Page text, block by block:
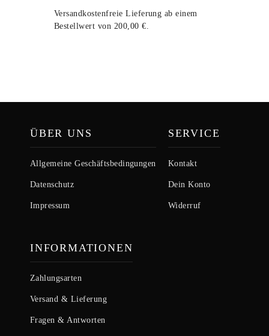
Versandkostenfreie Lieferung ab einem
Bestellwert von 200,00 €.
ÜBER UNS
Allgemeine Geschäftsbedingungen
Datenschutz
Impressum
SERVICE
Kontakt
Dein Konto
Widerruf
INFORMATIONEN
Zahlungsarten
Versand & Lieferung
Fragen & Antworten